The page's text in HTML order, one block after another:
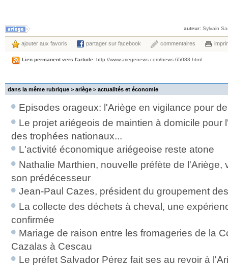
auteur: Sylvain
ajouter aux favoris partager sur facebook commentaires
Lien permanent vers l'article: http://www.ariegenews.com/news-65083.html
dans la même rubrique > ariège > actualités et économie
Episodes orageux: l'Ariège en vigilance pour
Le projet ariégeois de maintien à domicile pour
des trophées nationaux...
L'activité économique ariégeoise reste atone
Nathalie Marthien, nouvelle préfète de l'Ariège,
son prédécesseur
Jean-Paul Cazes, président du groupement
La collecte des déchets à cheval, une
confirmée
Mariage de raison entre les fromageries de la
Cazalas à Cescau
Le préfet Salvador Pérez fait ses au revoir à